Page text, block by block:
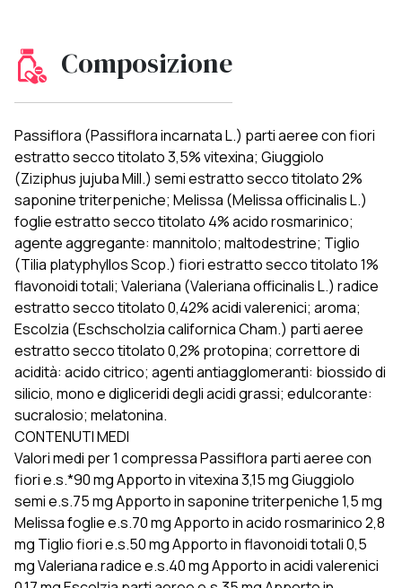
Composizione
Passiflora (Passiflora incarnata L.) parti aeree con fiori
estratto secco titolato 3,5% vitexina; Giuggiolo
(Ziziphus jujuba Mill.) semi estratto secco titolato 2%
saponine triterpeniche; Melissa (Melissa officinalis L.)
foglie estratto secco titolato 4% acido rosmarinico;
agente aggregante: mannitolo; maltodestrine; Tiglio
(Tilia platyphyllos Scop.) fiori estratto secco titolato 1%
flavonoidi totali; Valeriana (Valeriana officinalis L.) radice
estratto secco titolato 0,42% acidi valerenici; aroma;
Escolzia (Eschscholzia californica Cham.) parti aeree
estratto secco titolato 0,2% protopina; correttore di
acidità: acido citrico; agenti antiagglomeranti: biossido di
silicio, mono e digliceridi degli acidi grassi; edulcorante:
sucralosio; melatonina.
CONTENUTI MEDI
Valori medi per 1 compressa Passiflora parti aeree con
fiori e.s.*90 mg Apporto in vitexina 3,15 mg Giuggiolo
semi e.s.75 mg Apporto in saponine triterpeniche 1,5 mg
Melissa foglie e.s.70 mg Apporto in acido rosmarinico 2,8
mg Tiglio fiori e.s.50 mg Apporto in flavonoidi totali 0,5
mg Valeriana radice e.s.40 mg Apporto in acidi valerenici